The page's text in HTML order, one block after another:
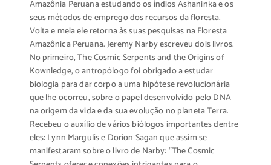
Amazônia Peruana estudando os índios Ashaninka e os
seus métodos de emprego dos recursos da floresta.
Volta e meia ele retorna às suas pesquisas na Floresta
Amazônica Peruana. Jeremy Narby escreveu dois livros.
No primeiro, The Cosmic Serpents and the Origins of
Kownledge, o antropólogo foi obrigado a estudar
biologia para dar corpo a uma hipótese revolucionária
que lhe ocorreu, sobre o papel desenvolvido pelo DNA
na origem da vida e da sua evolução no planeta Terra.
Recebeu o auxílio de vários biólogos importantes dentre
eles: Lynn Margulis e Dorion Sagan que assim se
manifestaram sobre o livro de Narby: “The Cosmic